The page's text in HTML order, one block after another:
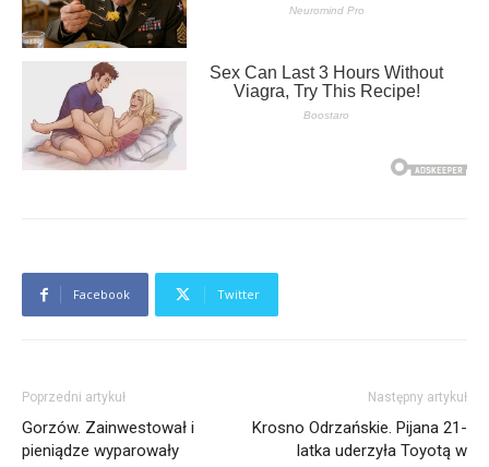
Facebook Twitter
Poprzedni artykuł
Gorzów. Zainwestował i
pieniądze wyparowały
Następny artykuł
Krosno Odrzańskie. Pijana 21-
latka uderzyła Toyotą w